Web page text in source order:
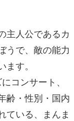
主人公であるカ
うで、敵の能力
す。
コンサート、
齢・性別・国内
ている、まんま